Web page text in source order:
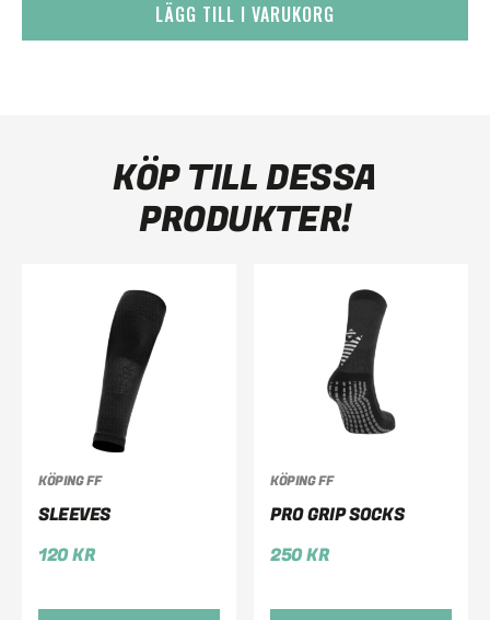
LÄGG TILL I VARUKORG
KÖP TILL DESSA
PRODUKTER!
KÖPING FF
SLEEVES
120KR
KÖPING FF
PRO GRIP SOCKS
250KR